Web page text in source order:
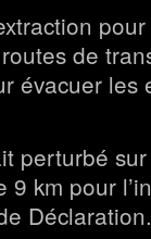
de
évacuer les
perturbé
km pour
Déclaration.